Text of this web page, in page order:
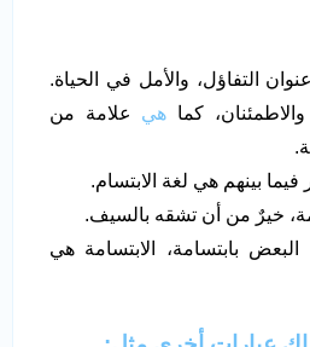
التفاؤل، والأمل في الحياة.
كما هي علامة من
فيما بينهم هي لغة الابتسام.
خيرٌ من أن تشقه بالسيف.
البعض بابتسامة، الابتسامة هي